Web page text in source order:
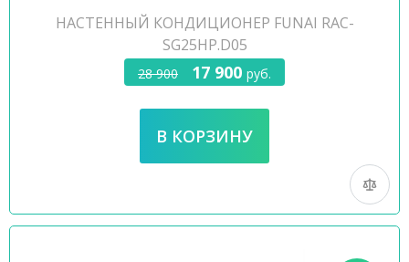
НАСТЕННЫЙ КОНДИЦИОНЕР FUNAI RAC-
SG25HP.D05
28 900 17 900 руб.